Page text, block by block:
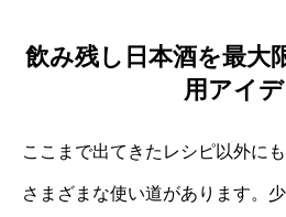
飲み残し日本酒を最大
用アイ
ここまで出てきたレシピ以外に
さまざまな使い道があります。